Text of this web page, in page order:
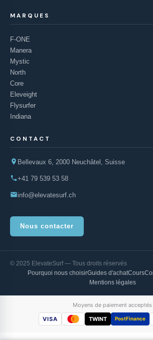
MARQUES
F-ONE
Manera
Mystic
North
Core
Eleveight
Flysurfer
Indiana
CONTACT
Bellevaux 6, 2000 Neuchâtel, Suisse
+41 79 539 53 58
info@elevatesurf.ch
Nous contacter
© 2025 ElevateSurf — Tous droits réservés
Pourquoi nous choisirGuides d'achatCours
Mentions légales
Moyens de paiement acceptés
VISA
TWINT PostFinance